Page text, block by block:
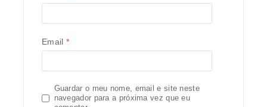
Email *
Guardar o meu nome, email e site neste
navegador para a próxima vez que eu